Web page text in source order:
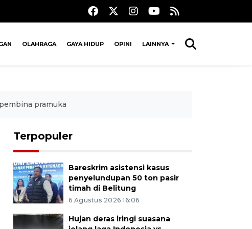
OLAHRAGA GAYA HIDUP OPINI LAINNYA
pramuka
Terpopuler
Bareskrim asistensi kasus
penyelundupan 50 ton pasir
timah di Belitung
6 Agustus 2026 16:06
Hujan deras iringi suasana